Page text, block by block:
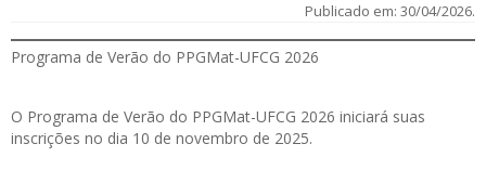
Publicado em: 30/04/2026.
Programa de Verão do PPGMat-UFCG 2026
O Programa de Verão do PPGMat-UFCG 2026 iniciará suas
inscrições no dia 10 de novembro de 2025.